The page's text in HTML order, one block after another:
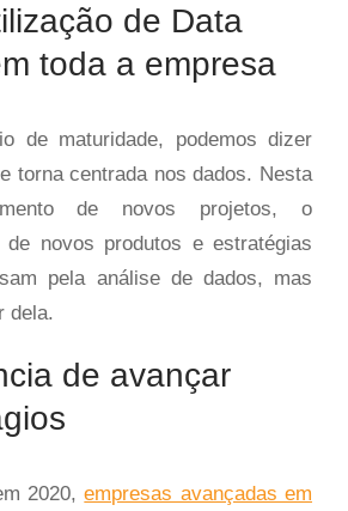
de Data
toda a empresa
de maturidade, podemos dizer
torna centrada nos dados. Nesta
de novos projetos, o
de novos produtos e estratégias
pela análise de dados, mas
dela.
de avançar
2020,empresas avançadas em